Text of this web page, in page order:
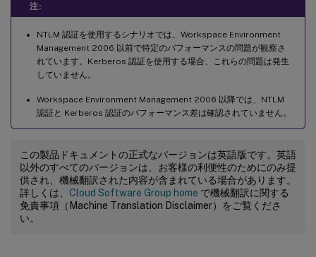
注:
NTLM 認証を使用するシナリオでは、Workspace Environment
Management 2006 以前で特定のパフォーマンスの問題が観察さ
れています。Kerberos 認証を使用する場合、これらの問題は発生
していません。
Workspace Environment Management 2006 以降では、NTLM
認証と Kerberos 認証のパフォーマンス差は確認されていません。
この製品ドキュメントの正式なバージョンは英語版です。英語
以外のすべてのバージョンは、お客様の利便性のためにのみ提
供され、機械翻訳された内容が含まれている場合があります。
詳しくは、 Cloud Software Group home で機械翻訳に関する
免責事項（Machine Translation Disclaimer）をご覧くださ
い。